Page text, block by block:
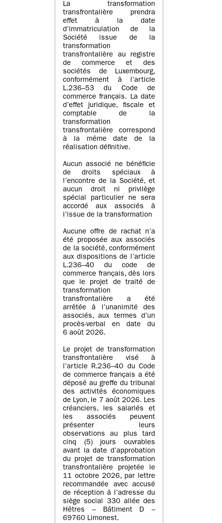
La transformation
transfrontalière prendra
effet à la date
d’immatriculation de la
Société issue de la
transformation
transfrontalière au registre
de commerce et des
sociétés de Luxembourg,
conformément à l’article
L.236–53 du Code de
commerce français. La date
d’effet juridique, fiscale et
comptable de la
transformation
transfrontalière correspond
à la même date de la
réalisation définitive.
Aucun associé ne bénéficie
de droits spéciaux à
l’encontre de la Société, et
aucun droit ni privilège
spécial particulier ne sera
accordé aux associés à
l’issue de la transformation
Aucune offre de rachat n’a
été proposée aux associés
de la société, conformément
aux dispositions de l’article
L.236–40 du code de
commerce français, dès lors
que le projet de traité de
transformation
transfrontalière a été
arrêtée à l’unanimité des
associés, aux termes d’un
procès-verbal en date du
6 août 2026.
Le projet de transformation
transfrontalière visé à
l’article R.236–40 du Code
de commerce français a été
déposé au greffe du tribunal
des activités économiques
de Lyon, le 7 août 2026. Les
créanciers, les salariés et
les associés peuvent
présenter leurs
observations au plus tard
cinq (5) jours ouvrables
avant la date d’approbation
du projet de transformation
transfrontalière projetée le
11 octobre 2026, par lettre
recommandée avec accusé
de réception à l’adresse du
siège social 330 allée des
Hêtres – Bâtiment D –
69760 Limonest.